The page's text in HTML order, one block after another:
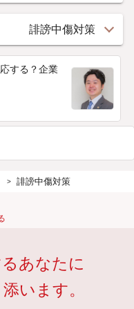
する？企業
誹謗中傷対策
誹謗中傷対策
あなたに
います。